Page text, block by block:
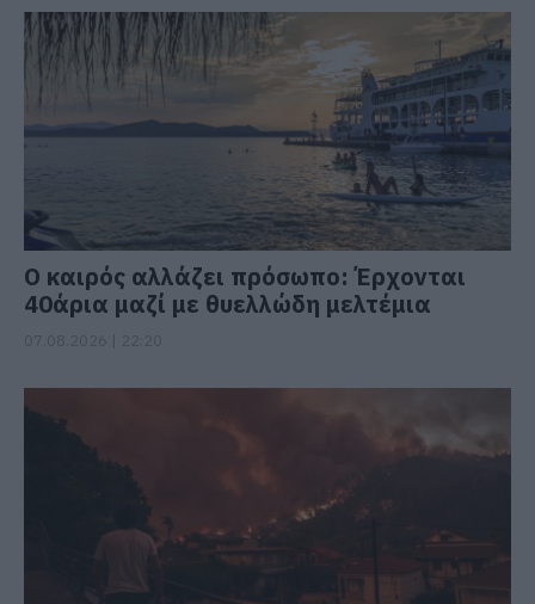
Ο καιρός αλλάζει πρόσωπο: Έρχονται
40άρια μαζί με θυελλώδη μελτέμια